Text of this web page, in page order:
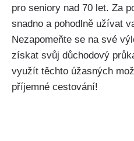
pro seniory nad 70 let. Za
snadno a pohodlně užívat
⁢Nezapomeňte se na své
získat svůj důchodový
využít těchto úžasných
příjemné cestování!